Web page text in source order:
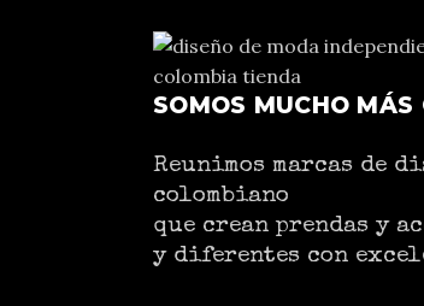
SOMOS MUCHO MÁS
Reunimos marcas de
colombiano
que crean prendas y
y diferentes con